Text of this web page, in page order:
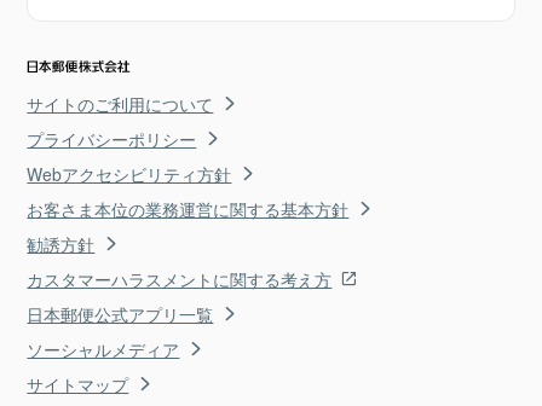
サイトのご利用について
プライバシーポリシー
Webアクセシビリティ方針
お客さま本位の業務運営に関する基本方針
勧誘方針
カスタマーハラスメントに関する考え方
日本郵便公式アプリ一覧
ソーシャルメディア
サイトマップ